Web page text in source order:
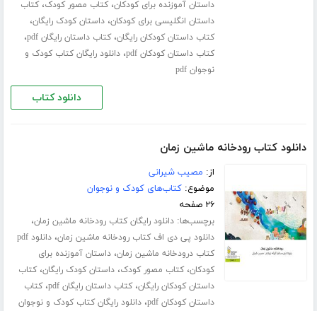
داستان آموزنده برای کودکان،کتاب مصور کودک،کتاب
داستان انگلیسی برای کودکان،داستان کودک رایگان،
کتاب داستان کودکان رایگان،کتاب داستان رایگان pdf ،
کتاب داستان کودکان pdf ،دانلود رایگان کتاب کودک و
نوجوان pdf
دانلود کتاب
دانلود کتاب رودخانه ماشین زمان
از: مصیب شیرانی
موضوع:کتاب‌های کودک و نوجوان
۲۶ صفحه
برچسب‌ها:دانلود رایگان کتاب رودخانه ماشین زمان،
دانلود پی دی اف کتاب رودخانه ماشین زمان،
دانلود pdf
کتاب درودخانه ماشین زمان،داستان آموزنده برای
کودکان،کتاب مصور کودک،داستان کودک رایگان،کتاب
داستان کودکان رایگان،کتاب داستان رایگان pdf ،کتاب
داستان کودکان pdf
،دانلود رایگان کتاب کودک و نوجوان